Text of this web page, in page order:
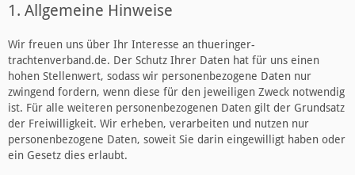
1. Allgemeine Hinweise
Wir freuen uns über Ihr Interesse an thueringer-
trachtenverband.de. Der Schutz Ihrer Daten hat für uns einen
hohen Stellenwert, sodass wir personenbezogene Daten nur
zwingend fordern, wenn diese für den jeweiligen Zweck notwendig
ist. Für alle weiteren personenbezogenen Daten gilt der Grundsatz
der Freiwilligkeit. Wir erheben, verarbeiten und nutzen nur
personenbezogene Daten, soweit Sie darin eingewilligt haben oder
ein Gesetz dies erlaubt.